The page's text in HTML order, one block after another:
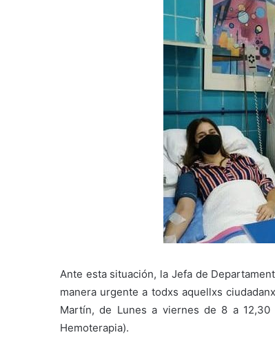
Ante esta situación, la Jefa de
manera urgente a todxs aquellxs
Martín, de Lunes a viernes de 8 a
Hemoterapia).